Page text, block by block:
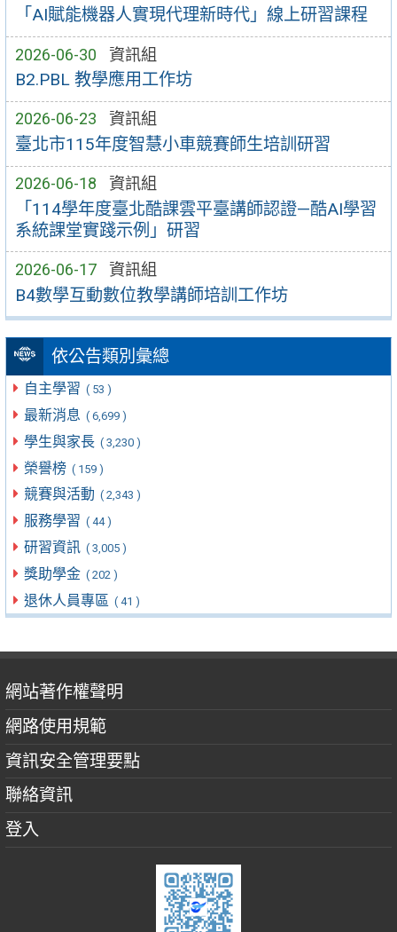
「AI賦能機器人實現代理新時代」線上研習課程
2026-06-30 資訊組
B2.PBL 教學應用工作坊
2026-06-23 資訊組
臺北市115年度智慧小車競賽師生培訓研習
2026-06-18 資訊組
「114學年度臺北酷課雲平臺講師認證—酷AI學習
系統課堂實踐示例」研習
2026-06-17 資訊組
B4數學互動數位教學講師培訓工作坊
依公告類別彙總
自主學習 ( 53 )
最新消息 ( 6,699 )
學生與家長 ( 3,230 )
榮譽榜 ( 159 )
競賽與活動 ( 2,343 )
服務學習 ( 44 )
研習資訊 ( 3,005 )
獎助學金 ( 202 )
退休人員專區 ( 41 )
網站著作權聲明
網路使用規範
資訊安全管理要點
聯絡資訊
登入